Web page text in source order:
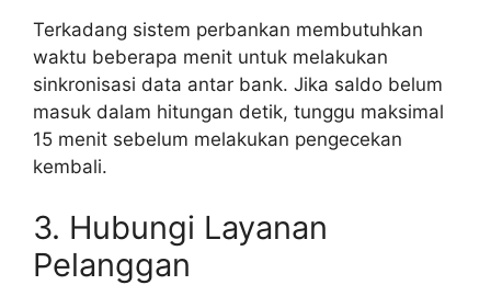
Terkadang sistem perbankan membutuhkan
waktu beberapa menit untuk melakukan
sinkronisasi data antar bank. Jika saldo belum
masuk dalam hitungan detik, tunggu maksimal
15 menit sebelum melakukan pengecekan
kembali.
3. Hubungi Layanan
Pelanggan